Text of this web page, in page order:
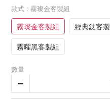
款式 : 霧璨金客製組
霧璨金客製組 經典鈦客
霧曜黑客製組
數量